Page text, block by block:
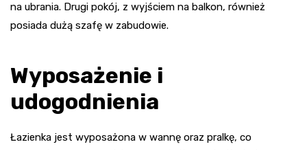
na ubrania. Drugi pokój, z wyjściem na balkon, również
posiada dużą szafę w zabudowie.
Wyposażenie i
udogodnienia
Łazienka jest wyposażona w wannę oraz pralkę, co